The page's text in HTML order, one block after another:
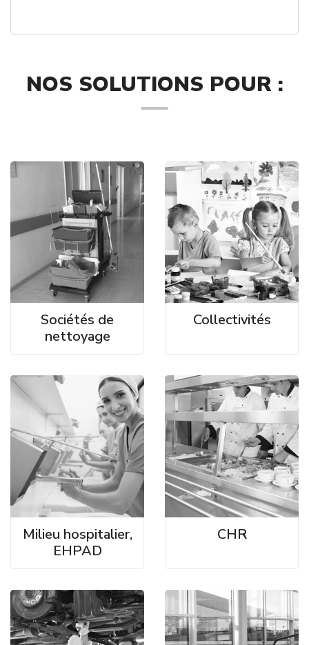
NOS SOLUTIONS POUR :
Sociétés de
nettoyage
Collectivités
Milieu hospitalier,
EHPAD
CHR